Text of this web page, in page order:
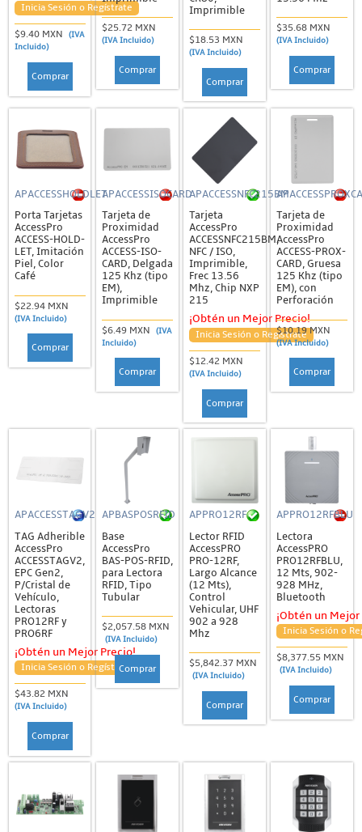
Inicia Sesión o Regístrate
$9.40 MXN
(IVA
Incluido)
Comprar
$25.72 MXN
(IVA Incluido)
Comprar
Imprimible
$18.53 MXN
(IVA Incluido)
Comprar
$35.68 MXN
(IVA Incluido)
Comprar
APACCESSHOLDLET
Porta Tarjetas
AccessPro
ACCESS-HOLD-
LET, Imitación
Piel, Color
Café
$22.94 MXN
(IVA Incluido)
Comprar
APACCESSISOCARD
Tarjeta de
Proximidad
AccessPro
ACCESS-ISO-
CARD, Delgada
125 Khz (tipo
EM),
Imprimible
$6.49 MXN
(IVA
Incluido)
Comprar
APACCESSNFC215BM
Tarjeta
AccessPro
ACCESSNFC215BM,
NFC / ISO,
Imprimible,
Frec 13.56
Mhz, Chip NXP
215
¡Obtén un Mejor Precio!
Inicia Sesión o Regístrate
$12.42 MXN
(IVA Incluido)
Comprar
Tarjeta de
Proximidad
AccessPro
ACCESS-PROX-
CARD, Gruesa
125 Khz (tipo
EM), con
Perforación
$10.19 MXN
(IVA Incluido)
Comprar
APACCESSTAGV2
TAG Adherible
AccessPro
ACCESSTAGV2,
EPC Gen2,
P/Cristal de
Vehículo,
Lectoras
PRO12RF y
PRO6RF
¡Obtén un Mejor Precio!
Inicia Sesión o Regístrate
$43.82 MXN
(IVA Incluido)
Comprar
APBASPOSRFID
Base
AccessPro
BAS-POS-RFID,
para Lectora
RFID, Tipo
Tubular
$2,057.58 MXN
(IVA Incluido)
Comprar
APPRO12RF
Lector RFID
AccessPRO
PRO-12RF,
Largo Alcance
(12 Mts),
Control
Vehicular, UHF
902 a 928
Mhz
$5,842.37 MXN
(IVA Incluido)
Comprar
APPRO12RFBLU
Lectora
AccessPRO
PRO12RFBLU,
12 Mts, 902-
928 MHz,
Bluetooth
¡Obtén un
Inicia Sesión o
$8,377.55 MXN
(IVA Incluido)
Comprar